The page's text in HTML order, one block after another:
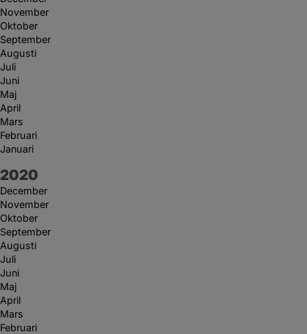
November
Oktober
September
Augusti
Juli
Juni
Maj
April
Mars
Februari
Januari
År:
2020
December
November
Oktober
September
Augusti
Juli
Juni
Maj
April
Mars
Februari